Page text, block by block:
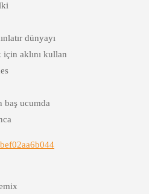
dünyayı
için aklını kullan
baş ucumda